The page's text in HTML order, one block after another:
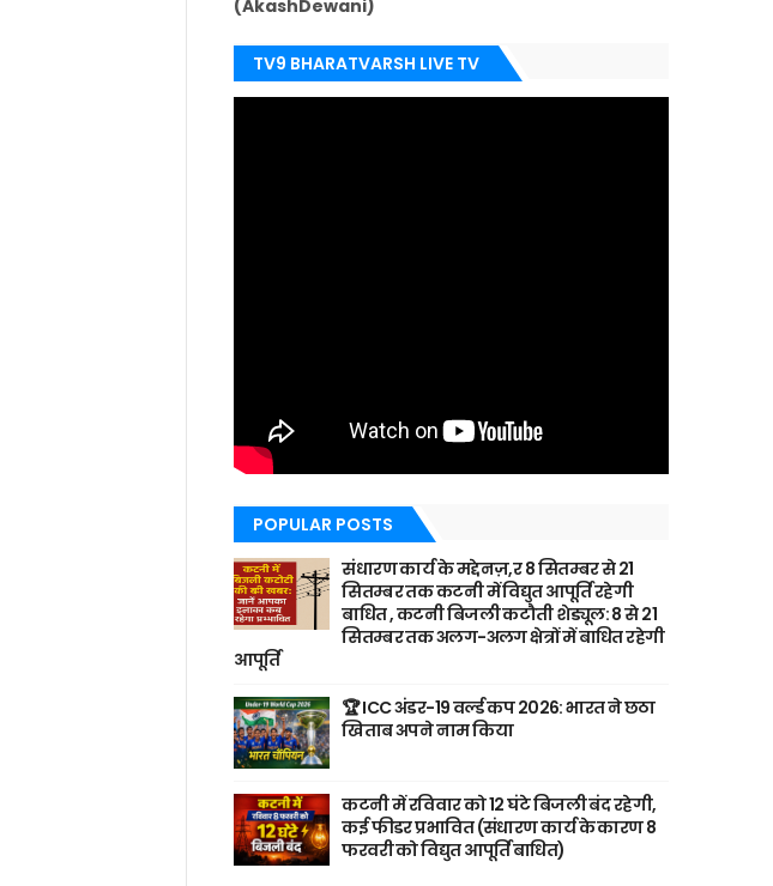
(AkashDewani)
TV9 BHARATVARSH LIVE TV
POPULAR POSTS
संधारण कार्य के मद्देनज़,र 8 सितम्बर से 21
सितम्बर तक कटनी में विद्युत आपूर्ति रहेगी
बाधित , कटनी बिजली कटौती शेड्यूल: 8 से 21
सितम्बर तक अलग-अलग क्षेत्रों में बाधित रहेगी
आपूर्ति
🏆 ICC अंडर-19 वर्ल्ड कप 2026: भारत ने छठा
खिताब अपने नाम किया
कटनी में रविवार को 12 घंटे बिजली बंद रहेगी,
कई फीडर प्रभावित (संधारण कार्य के कारण 8
फरवरी को विद्युत आपूर्ति बाधित)